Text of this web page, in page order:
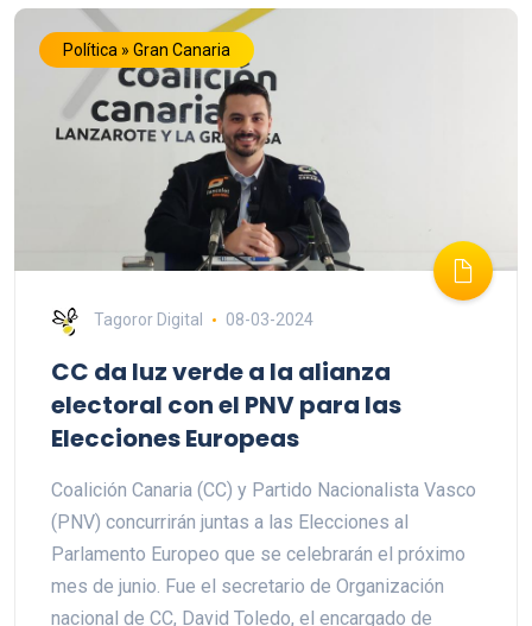
Política » Gran Canaria
Tagoror Digital 08-03-2024
CC da luz verde a la alianza
electoral con el PNV para las
Elecciones Europeas
Coalición Canaria (CC) y Partido Nacionalista Vasco
(PNV) concurrirán juntas a las Elecciones al
Parlamento Europeo que se celebrarán el próximo
mes de junio. Fue el secretario de Organización
nacional de CC, David Toledo, el encargado de